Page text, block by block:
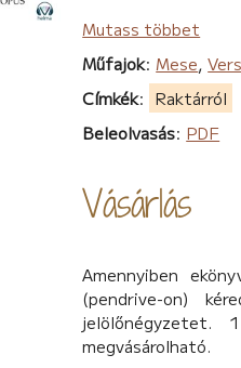
Mutass többet
Műfajok: Mese,Vers
Címkék: Raktárról
Beleolvasás: PDF
Vásárlás
Amennyiben
(pendrive-on)
jelölőnégyzetet.
megvásárolható.